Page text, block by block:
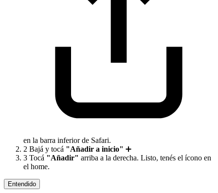
en la barra inferior de Safari.
2 Bajá y tocá "Añadir a inicio" ➕
3 Tocá "Añadir" arriba a la derecha. Listo, tenés el ícono en
el home.
Entendido